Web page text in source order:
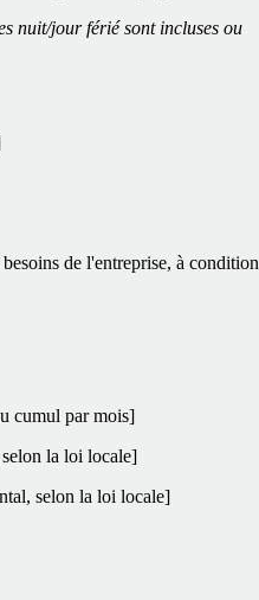
nuit/jour férié sont incluses ou
de l'entreprise, à condition
cumul par mois]
la loi locale]
selon la loi locale]